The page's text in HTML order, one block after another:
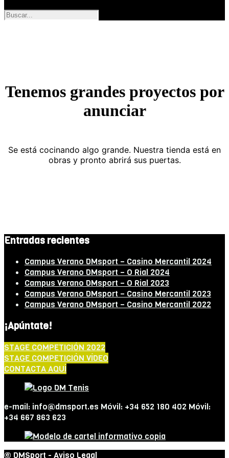
Tenemos grandes proyectos por
anunciar
Se está cocinando algo grande. Nuestra tienda está en
obras y pronto abrirá sus puertas.
Entradas recientes
Campus Verano DMsport – Casino Mercantil 2024
Campus Verano DMsport – O Rial 2024
Campus Verano DMsport – O Rial 2023
Campus Verano DMsport – Casino Mercantil 2023
Campus Verano DMsport – Casino Mercantil 2022
¡Apúntate!
STAGE COMPETICIÓN 2022
STAGE COMPETICIÓN VÍDEO
CONTACTA AQUÍ
e-mail: info@dmsport.es Móvil: +34 652 180 402 Móvil:
+34 667 863 623
© DMSport - Aviso Legal